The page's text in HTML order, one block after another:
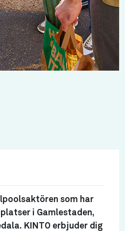
som har
i Gamlestaden,
KINTO erbjuder dig